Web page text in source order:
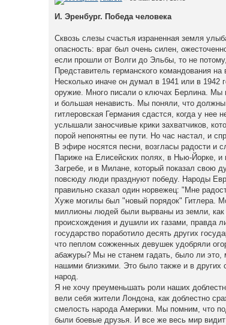
И. Эренбург. Победа человека
Сквозь слезы счастья израненная земля
опасность: враг был очень силен,
если прошли от Волги до Эльбы, то не
Представитель германского командования
Несколько иначе он думал в 1941 или в
оружие. Много писали о ключах Берлина. Мы
и большая ненависть. Мы поняли, что
гитлеровская Германия сдастся, когда у
услышали заносчивые крики захватчиков,
порой непонятны ее пути. Но час настал, и
В эфире носятся песни, возгласы радости и
Париже на Елисейских полях, в Нью-Йорке,
Загребе, и в Милане, который показал свою
повсюду люди празднуют победу. Народы
правильно сказал один норвежец: "Мне
Хуже могилы был "новый порядок" Гитлера.
миллионы людей были вырваны из земли, как
происхождения и душили их газами, правда
государство поработило десять других
что пеплом сожженных девушек удобряли
абажуры? Мы не станем гадать, было ли
нашими близкими. Это было также и в других
народ.
Я не хочу преуменьшать роли наших
вели себя жители Лондона, как доблестно
смелость народа Америки. Мы помним, что
были боевые друзья. И все же весь мир